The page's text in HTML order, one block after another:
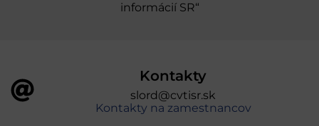
informácií SR“
Kontakty
slord@cvtisr.sk
Kontakty na zamestnancov